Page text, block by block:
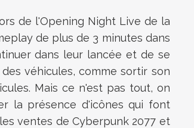
de l'Opening Night Live de la
de plus de 3 minutes dans
dans leur lancée et de se
véhicules, comme sortir son
Mais ce n'est pas tout, on
la présence d'icônes qui font
ventes de Cyberpunk 2077 et